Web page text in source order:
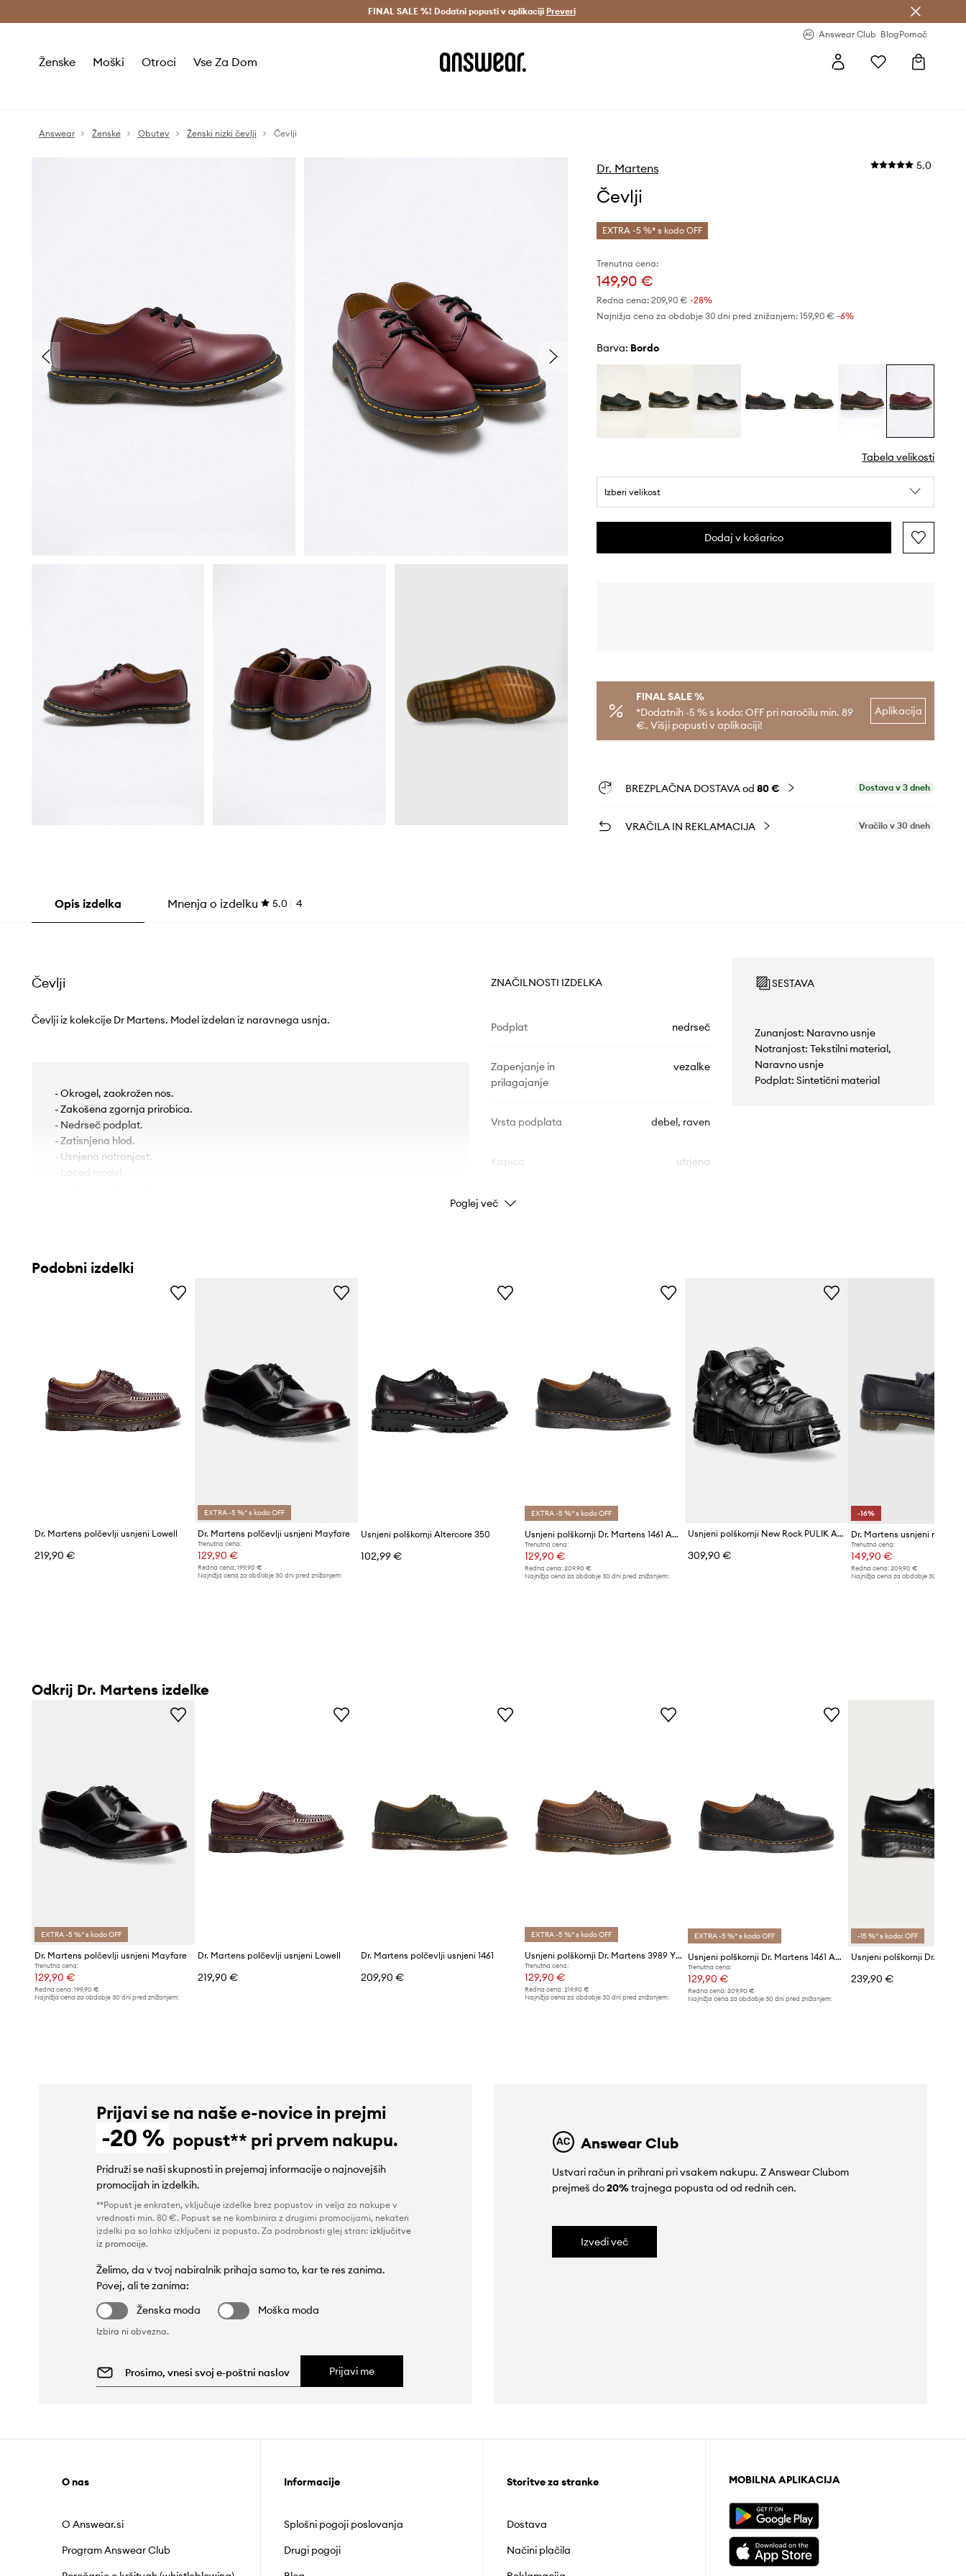
Dostava v 3 dneh > Prihrani z vpisom v Answear Club >
FINAL SALE %! Dodatni popusti v aplikaciji Preveri
Answear Club BlogPomoč
Ženske Moški Otroci Vse Za Dom
Answear Ženske Obutev Ženski nizki čevlji Čevlji
Dr. Martens 5.0
Čevlji
EXTRA -5 %* s kodo OFF
Trenutna cena:
149,90 €
Redna cena: 209,90 € -28%
Najnižja cena za obdobje 30 dni pred znižanjem: 159,90 € -6%
Barva: bordo
Tabela velikosti
Izberi velikost
Dodaj v košarico
FINAL SALE %
*Dodatnih -5 % s kodo: OFF pri naročilu min. 89
€. Višji popusti v aplikaciji!
Aplikacija
BREZPLAČNA DOSTAVA od 80 € Dostava v 3 dneh
VRAČILA IN REKLAMACIJA Vračilo v 30 dneh
Opis izdelka Mnenja o izdelku 5.0 4
Čevlji
Čevlji iz kolekcije Dr Martens. Model izdelan iz naravnega usnja.
- Okrogel, zaokrožen nos.
- Zakošena zgornja prirobica.
- Nedrseč podplat.
- Zatisnjena hlod.
- Usnjena notranjost.
- Laced model.
ZNAČILNOSTI IZDELKA
Podplat nedrseč
Zapenjanje in
prilagajanje
vezalke
Vrsta podplata debel, raven
Kapica utrjena
Barva proizvajalca Cherry.Red
Dr. Martens
ID izdelka
SESTAVA
Zunanjost: Naravno usnje
Notranjost: Tekstilni material,
Naravno usnje
Podplat: Sintetični material
Poglej več
Podobni izdelki
Dr. Martens polčevlji usnjeni Lowell
219,90 €
EXTRA -5 %* s kodo OFF
Dr. Martens polčevlji usnjeni Mayfare
Trenutna cena:
129,90 €
Redna cena:199,90 €
Najnižja cena za obdobje 30 dni pred znižanjem:
Usnjeni polškornji Altercore 350
102,99 €
EXTRA -5 %* s kodo OFF
Usnjeni polškornji Dr. Martens 1461 Ambassador
Trenutna cena:
129,90 €
Redna cena: 209,90 €
Najnižja cena za obdobje 30 dni pred znižanjem:
Usnjeni polškornji New Rock PULIK ACERO, TOWER NEGRO ACERO + lateral +
309,90 €
-16%
Trenutna cena:
149,90 €
Redna cena: 209,90 €
Najnižja cena za obdobje 30 dni pred
Odkrij Dr. Martens izdelke
EXTRA -5 %* s kodo OFF
Dr. Martens polčevlji usnjeni Mayfare
Trenutna cena:
129,90 €
Redna cena: 199,90 €
Najnižja cena za obdobje 30 dni pred znižanjem:
Dr. Martens polčevlji usnjeni Lowell
219,90 €
Dr. Martens polčevlji usnjeni 1461
209,90 €
EXTRA -5 %* s kodo OFF
Usnjeni polškornji Dr. Martens 3989 YS
Trenutna cena:
129,90 €
Redna cena: 219,90 €
Najnižja cena za obdobje 30 dni pred znižanjem:
EXTRA -5 %* s kodo OFF
Usnjeni polškornji Dr. Martens 1461 Ambassador
Trenutna cena:
129,90 €
Redna cena:209,90 €
Najnižja cena za obdobje 30 dni pred znižanjem:
-15 %* s kodo: OFF
239,90 €
Prijavi se na naše e-novice in prejmi
-20 % popust** pri prvem nakupu.
Pridruži se naši skupnosti in prejemaj informacije o najnovejših
promocijah in izdelkih.
**Popust je enkraten, vključuje izdelke brez popustov in velja za nakupe v
vrednosti min. 80 €. Popust se ne kombinira z drugimi promocijami, nekateri
izdelki pa so lahko izključeni iz popusta. Za podrobnosti glej stran: izključitve
iz promocije.
Želimo, da v tvoj nabiralnik prihaja samo to, kar te res zanima.
Povej, ali te zanima:
Ženska moda
Moška moda
Izbira ni obvezna.
Prijavi me
Answear Club
Ustvari račun in prihrani pri vsakem nakupu. Z Answear Clubom
prejmeš do20%trajnega popusta od od rednih cen.
Izvedi več
O nas
O Answear.si
Program Answear Club
Informacije
Splošni pogoji poslovanja
Drugi pogoji
Storitve za stranke
Dostava
Načini plačila
MOBILNA APLIKACIJA